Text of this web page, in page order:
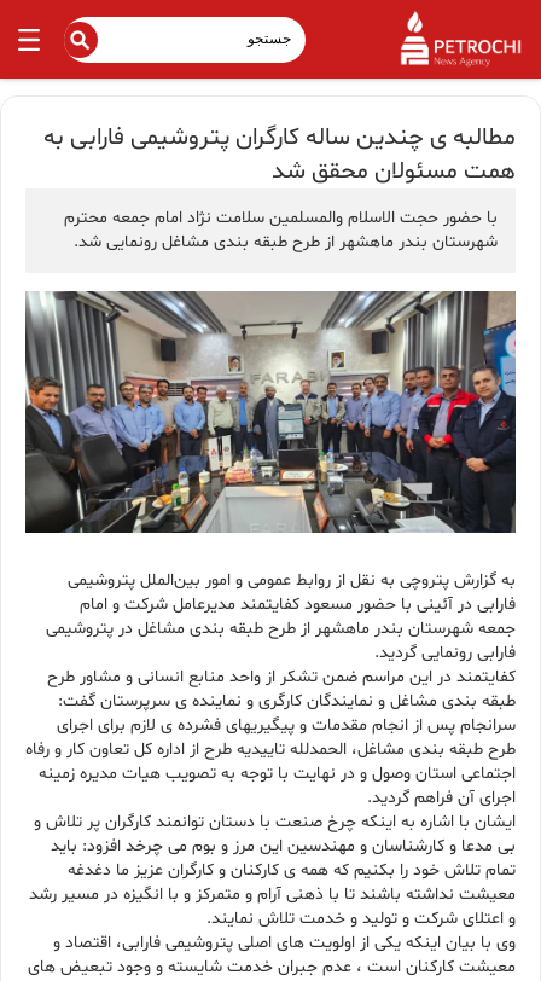
مطالبه ی چندین ساله کارگران پتروشیمی فارابی به
همت مسئولان محقق شد
با حضور حجت الاسلام والمسلمین سلامت نژاد امام جمعه محترم
شهرستان بندر ماهشهر از طرح طبقه بندی مشاغل رونمایی شد.
به گزارش پتروچی به نقل از روابط عمومی و امور بین‌الملل پتروشیمی
فارابی در آئینی با حضور مسعود کفایتمند مدیرعامل شرکت و امام
جمعه شهرستان بندر ماهشهر از طرح طبقه بندی مشاغل در پتروشیمی
فارابی رونمایی گردید.
کفایتمند در این مراسم ضمن تشکر از واحد منابع انسانی و مشاور طرح
طبقه بندی مشاغل و نمایندگان کارگری و نماینده ی سرپرستان گفت:
سرانجام پس از انجام مقدمات و پیگیریهای فشرده ی لازم برای اجرای
طرح طبقه بندی مشاغل، الحمدلله تاییدیه طرح از اداره کل تعاون کار و رفاه
اجتماعی استان وصول و در نهایت با توجه به تصویب هیات مدیره زمینه
اجرای آن فراهم گردید.
ایشان با اشاره به اینکه چرخ صنعت با دستان توانمند کارگران پر تلاش و
بی مدعا و کارشناسان و مهندسین این مرز و بوم می چرخد افزود: باید
تمام تلاش خود را بکنیم که همه ی کارکنان و کارگران عزیز ما دغدغه
معیشت نداشته باشند تا با ذهنی آرام و متمرکز و با انگیزه در مسیر رشد
و اعتلای شرکت و تولید و خدمت تلاش نمایند.
وی با بیان اینکه یکی از اولویت های اصلی پتروشیمی فارابی، اقتصاد و
معیشت کارکنان است ، عدم جبران خدمت شایسته و وجود تبعیض های